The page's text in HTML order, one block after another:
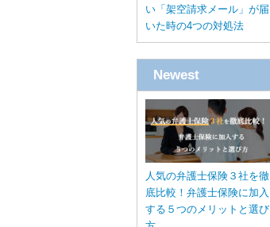
い「架空請求メール」が届
いた時の4つの対処法
Newest
人気の弁護士保険３社を徹
底比較！弁護士保険に加入
する５つのメリットと選び